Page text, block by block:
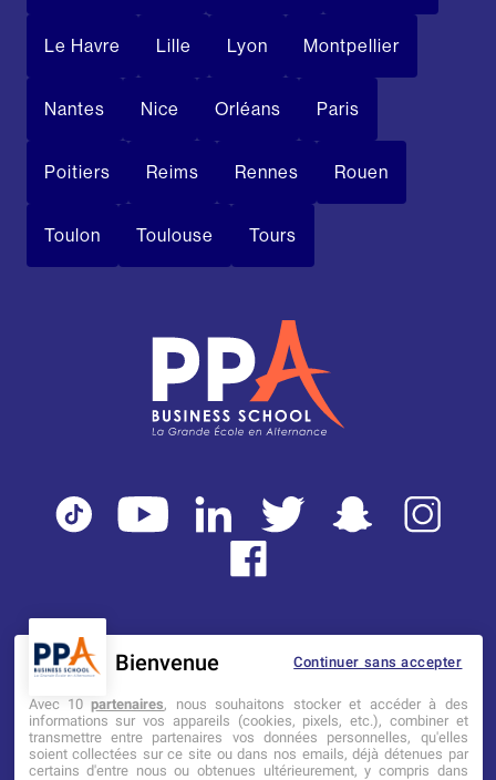
Le Havre Lille Lyon Montpellier
Nantes Nice Orléans Paris
Poitiers Reims Rennes Rouen
Toulon Toulouse Tours
Mentions légales Tarifs CGI
Établissement d’Enseignement
Supérieur Technique Privé
Continuer sans accepter
Bienvenue
Avec 10partenaires, nous souhaitons stocker et accéder à des
informations sur vos appareils (cookies, pixels, etc.), combiner et
transmettre entre partenaires vos données personnelles, qu'elles
soient collectées sur ce site ou dans nos emails, déjà détenues par
certains d'entre nous ou obtenues ultérieurement, y compris dans